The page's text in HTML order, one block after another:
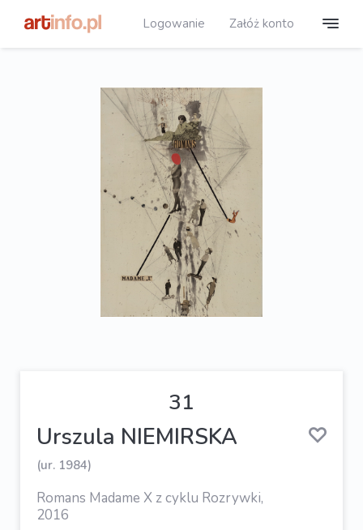
Logowanie Załóż konto
31
Urszula NIEMIRSKA
(ur. 1984)
Romans Madame X z cyklu Rozrywki,
2016